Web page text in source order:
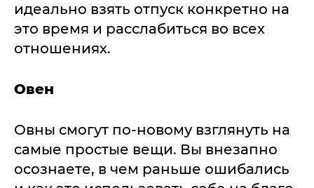
идеально взять отпуск конкретно на
это время и расслабиться во всех
отношениях.
Овен
Овны смогут по-новому взглянуть на
самые простые вещи. Вы внезапно
осознаете, в чем раньше ошибались